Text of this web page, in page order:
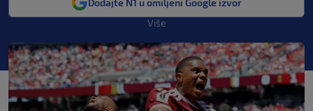
Dodajte N1 u omiljeni Google izvor
Više